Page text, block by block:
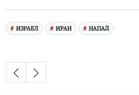
ИЗРАЕЛ ИРАН НАПАД